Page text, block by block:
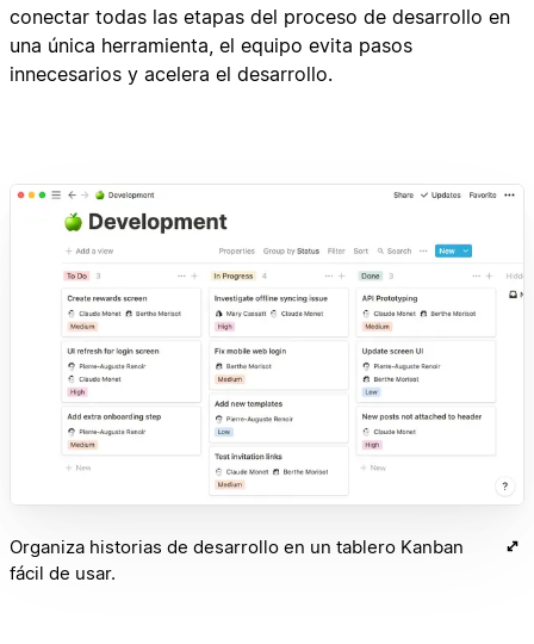
conectar todas las etapas del proceso de desarrollo en
una única herramienta, el equipo evita pasos
innecesarios y acelera el desarrollo.
Organiza historias de desarrollo en un tablero Kanban
fácil de usar.